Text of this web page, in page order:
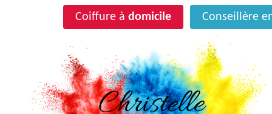
Coiffure à domicile Conseillère